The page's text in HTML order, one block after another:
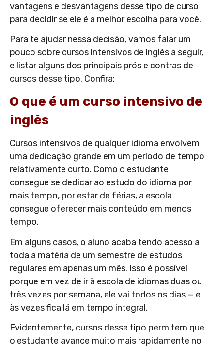
vantagens e desvantagens desse tipo de curso
para decidir se ele é a melhor escolha para você.
Para te ajudar nessa decisão, vamos falar um
pouco sobre cursos intensivos de inglês a seguir,
e listar alguns dos principais prós e contras de
cursos desse tipo. Confira:
O que é um curso intensivo de
inglês
Cursos intensivos de qualquer idioma envolvem
uma dedicação grande em um período de tempo
relativamente curto. Como o estudante
consegue se dedicar ao estudo do idioma por
mais tempo, por estar de férias, a escola
consegue oferecer mais conteúdo em menos
tempo.
Em alguns casos, o aluno acaba tendo acesso a
toda a matéria de um semestre de estudos
regulares em apenas um mês. Isso é possível
porque em vez de ir à escola de idiomas duas ou
três vezes por semana, ele vai todos os dias — e
às vezes fica lá em tempo integral.
Evidentemente, cursos desse tipo permitem que
o estudante avance muito mais rapidamente no